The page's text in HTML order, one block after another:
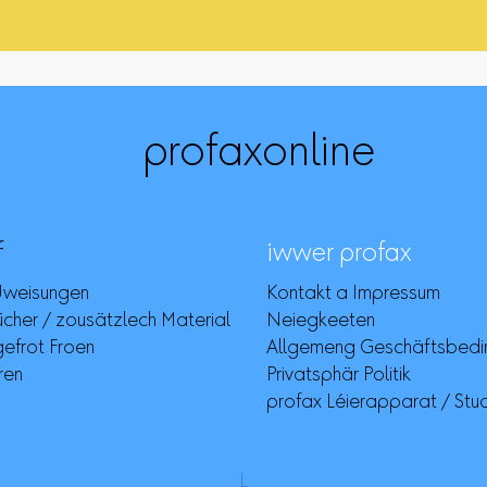
profaxonline
/ zousätzlech Material
Froen
iwwer profax
Kontakt a Impressum
Neiegkeeten
Allgemeng
Privatsphär Politik
profax Léierapparat /
L